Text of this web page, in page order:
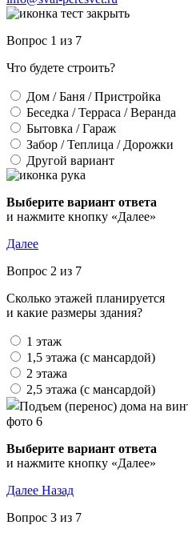
Вопрос 1 из 7
Что будете строить?
Дом / Баня / Пристройка
Беседка / Терраса / Веранда
Бытовка / Гараж
Забор / Теплица / Дорожки
Другой вариант
Выберите вариант ответа
и нажмите кнопку «Далее»
Далее
Вопрос 2 из 7
Сколько этажей планируется
и какие размеры здания?
1 этаж
1,5 этажа (с мансардой)
2 этажа
2,5 этажа (с мансардой)
Выберите вариант ответа
и нажмите кнопку «Далее»
Далее Назад
Вопрос 3 из 7